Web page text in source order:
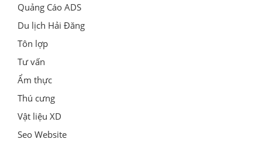
Quảng Cáo ADS
Du lịch Hải Đăng
Tôn lợp
Tư vấn
Ẩm thực
Thú cưng
Vật liệu XD
Seo Website